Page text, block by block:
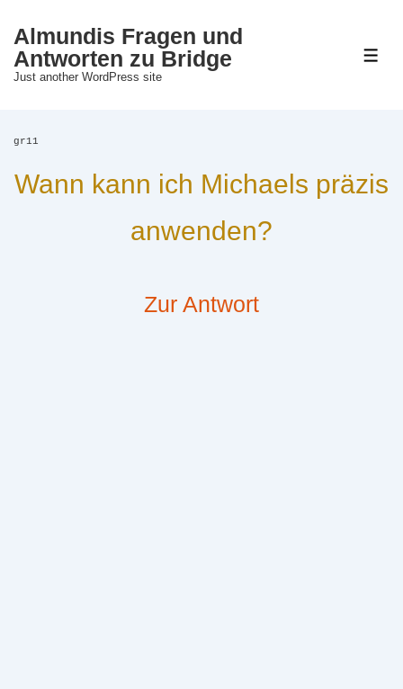
Zum
Almundis Fragen und
Antworten zu Bridge
Just another WordPress site
gr11
Wann kann ich Michaels präzis
anwenden?
Zur Antwort